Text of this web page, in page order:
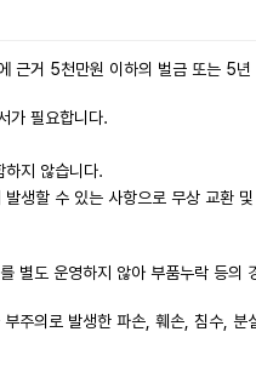
근거 5천만원 이하의 벌금 또는 5년
가 필요합니다.
하지 않습니다.
생할 수 있는 사항으로 무상 교환
별도 운영하지 않아 부품누락 등의
주의로 발생한 파손, 훼손, 침수, 분